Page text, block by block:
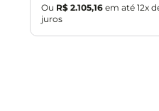
Ou R$ 2.105,16 em até 12x
juros